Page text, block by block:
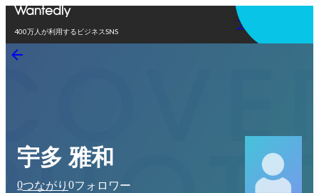
400万人が利用するビジネスSNS
アプリを使う
宇多 雅和
0つながり 0フォロワー